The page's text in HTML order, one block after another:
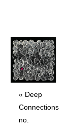
« Deep
Connections
no.